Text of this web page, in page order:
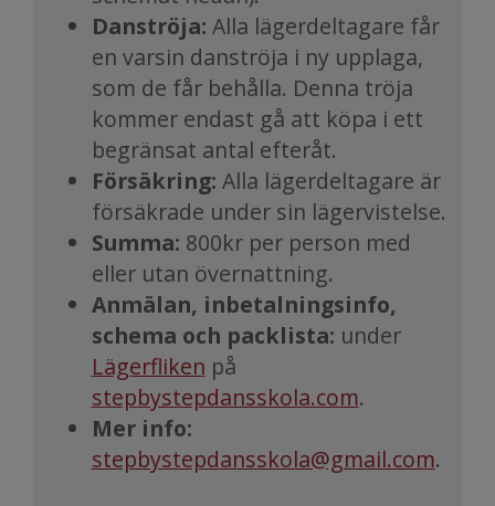
Danströja: Alla lägerdeltagare får
en varsin danströja i ny upplaga,
som de får behålla. Denna tröja
kommer endast gå att köpa i ett
begränsat antal efteråt.
Försäkring: Alla lägerdeltagare är
försäkrade under sin lägervistelse.
Summa: 800kr per person med
eller utan övernattning.
Anmälan, inbetalningsinfo,
schema och packlista: under
Lägerfliken på
stepbystepdansskola.com.
Mer info:
stepbystepdansskola@gmail.com.